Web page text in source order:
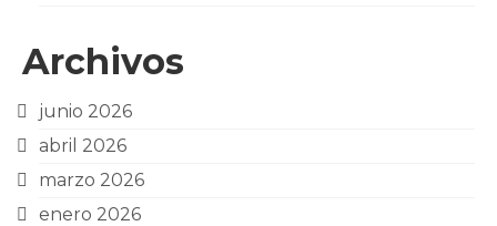
Archivos
junio 2026
abril 2026
marzo 2026
enero 2026